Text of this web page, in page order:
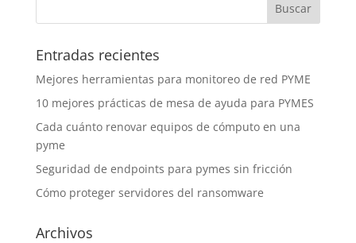
Entradas recientes
Mejores herramientas para monitoreo de red PYME
10 mejores prácticas de mesa de ayuda para PYMES
Cada cuánto renovar equipos de cómputo en una
pyme
Seguridad de endpoints para pymes sin fricción
Cómo proteger servidores del ransomware
Archivos